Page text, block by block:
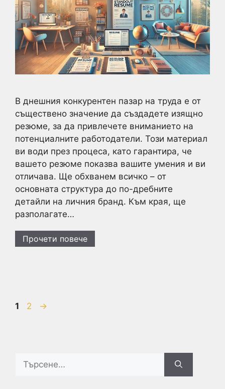
В днешния конкурентен пазар на труда е от
съществено значение да създадете изящно
резюме, за да привлечете вниманието на
потенциалните работодатели. Този материал
ви води през процеса, като гарантира, че
вашето резюме показва вашите умения и ви
отличава. Ще обхванем всичко – от
основната структура до по-дребните
детайли на личния бранд. Към края, ще
разполагате…
Прочети повече
Page
1 Page
2 →
for: